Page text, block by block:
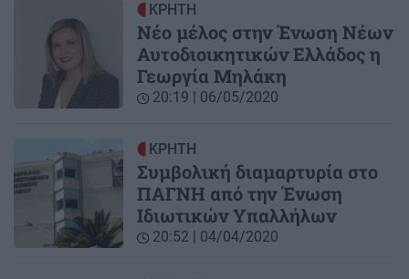
ΚΡΗΤΗ
Νέο μέλος στην Ένωση Νέων
Αυτοδιοικητικών Ελλάδος η
Γεωργία Μηλάκη
20:19 | 06/05/2020
ΚΡΗΤΗ
Συμβολική διαμαρτυρία στο
ΠΑΓΝΗ από την Ένωση
Ιδιωτικών Υπαλλήλων
20:52 | 04/04/2020